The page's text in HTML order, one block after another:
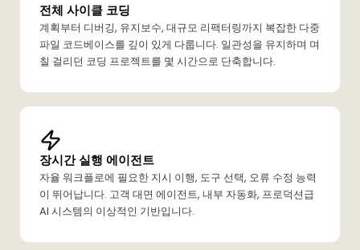
전체 사이클 코딩
계획부터 디버깅, 유지보수, 대규모 리팩터링까지 복잡한 다중
파일 코드베이스를 깊이 있게 다룹니다. 일관성을 유지하며 며
칠 걸리던 코딩 프로젝트를 몇 시간으로 단축합니다.
장시간 실행 에이전트
자율 워크플로에 필요한 지시 이행, 도구 선택, 오류 수정 능력
이 뛰어납니다. 고객 대면 에이전트, 내부 자동화, 프로덕션급
AI 시스템의 이상적인 기반입니다.